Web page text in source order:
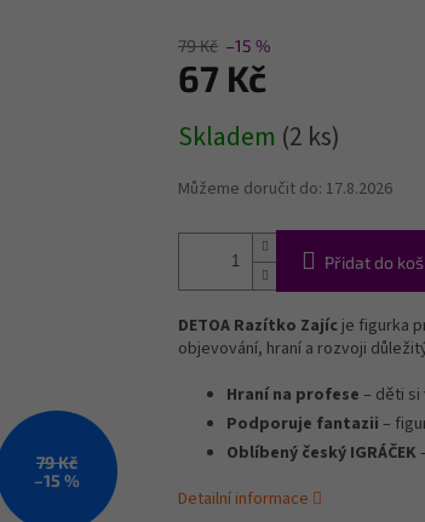
79 Kč
–15 %
79 Kč –15 %
67 Kč
cena:
Skladem (2 ks)
Můžeme doručit do: 17.8.2026
Přidat do
DETOA Razítko Zajíc je figurka
objevování, hraní a rozvoji
Hraní na profese – děti si
Podporuje fantazii –
Oblíbený český IGRÁČEK
Detailní informace